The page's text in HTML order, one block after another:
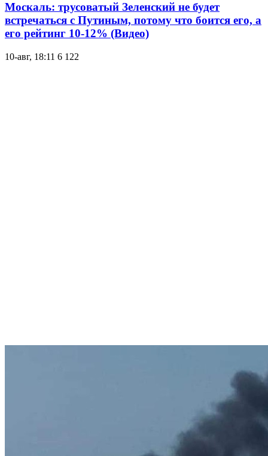
Москаль: трусоватый Зеленский не будет
встречаться с Путиным, потому что боится его, а
его рейтинг 10-12% (Видео)
10-авг, 18:11 6 122